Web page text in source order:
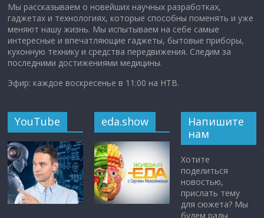
Мы рассказываем о новейших научных разработках,
гаджетах и технологиях, которые способны поменять и уже
меняют нашу жизнь. Мы испытываем на себе самые
интересные и впечатляющие гаджеты, бытовые приборы,
кухонную технику и средства передвижения. Следим за
последними достижениями медицины.
Эфир: каждое воскресенье в 11:00 на НТВ.
YouTube eda.show
Напишите
нам
Хотите
поделиться
новостью,
прислать тему
для сюжета? Мы
будем рады